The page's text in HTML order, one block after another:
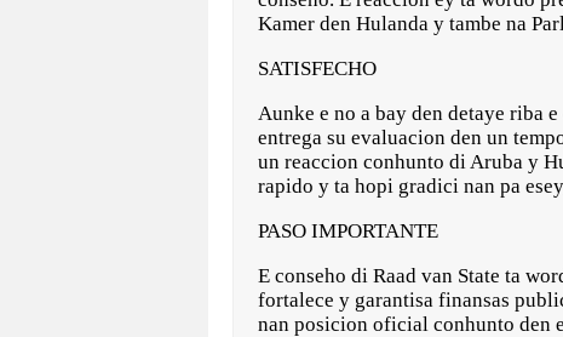
Kamer den Hulanda y tambe na
SATISFECHO
Aunke e no a bay den detaye riba
entrega su evaluacion den un
un reaccion conhunto di Aruba y
rapido y ta hopi gradici nan pa
PASO IMPORTANTE
E conseho di Raad van State ta
fortalece y garantisa finansas
nan posicion oficial conhunto den